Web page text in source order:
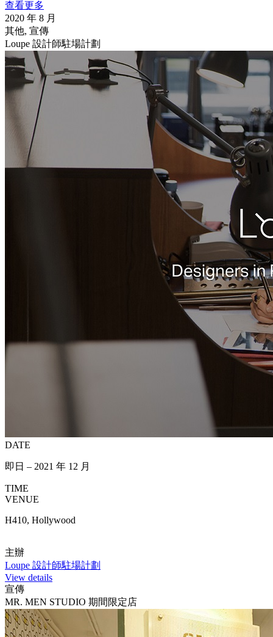
查看更多
2020 年 8 月
其他, 宣傳
Loupe 設計師駐場計劃
DATE
即日 – 2021 年 12 月
TIME
VENUE
H410, Hollywood
主辦
Loupe 設計師駐場計劃
View details
宣傳
MR. MEN STUDIO 期間限定店